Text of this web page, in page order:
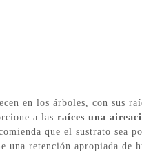
en los árboles, con sus
a las raíces una
que el sustrato sea
una retención apropiada de